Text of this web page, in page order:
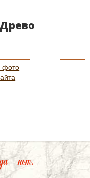
фото
нет.